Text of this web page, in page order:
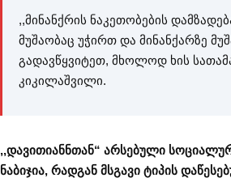
,,მინანქრის ნაკეთობების
მუშაობაც უჭირთ და მინანქარზე
გადავწყვიტეთ, მხოლოდ ხის
კიკილაშვილი.
,,დავითიანნთან“ არსებული
ნაბიჯია, რადგან მსგავი ტიპის